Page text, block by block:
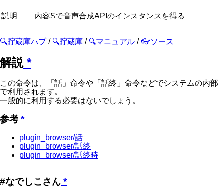
説明 内容Sで音声合成APIのインスタンスを得る
🔍貯蔵庫ハブ / 🔍貯蔵庫 / 🔍マニュアル /👓ソース
解説*
この命令は、「話」命令や「話終」命令などでシステムの内部
で利用されます。
一般的に利用する必要はないでしょう。
参考 *
plugin_browser/話
plugin_browser/話終
plugin_browser/話終時
#なでしこさん *